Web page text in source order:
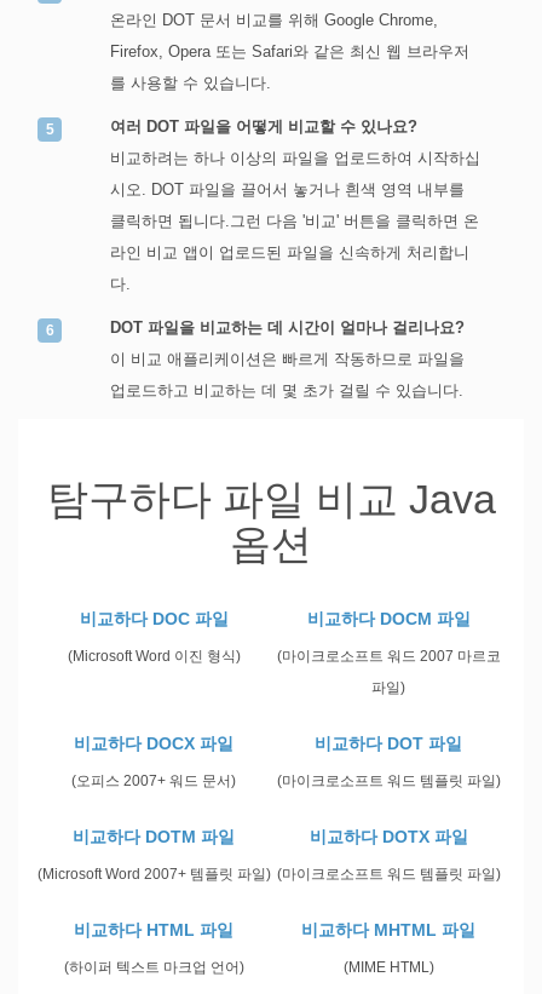
온라인 DOT 문서 비교를 위해 Google Chrome,
Firefox, Opera 또는 Safari와 같은 최신 웹 브라우저
를 사용할 수 있습니다.
여러 DOT 파일을 어떻게 비교할 수 있나요?
비교하려는 하나 이상의 파일을 업로드하여 시작하십
시오. DOT 파일을 끌어서 놓거나 흰색 영역 내부를
클릭하면 됩니다.그런 다음 '비교' 버튼을 클릭하면 온
라인 비교 앱이 업로드된 파일을 신속하게 처리합니
다.
DOT 파일을 비교하는 데 시간이 얼마나 걸리나요?
이 비교 애플리케이션은 빠르게 작동하므로 파일을
업로드하고 비교하는 데 몇 초가 걸릴 수 있습니다.
탐구하다 파일 비교 Java
옵션
비교하다 DOC 파일
(Microsoft Word 이진 형식)
비교하다 DOCM 파일
(마이크로소프트 워드 2007 마르코
파일)
비교하다 DOCX 파일
(오피스 2007+ 워드 문서)
비교하다 DOT 파일
(마이크로소프트 워드 템플릿 파일)
비교하다 DOTM 파일
(Microsoft Word 2007+ 템플릿 파일)
비교하다 DOTX 파일
(마이크로소프트 워드 템플릿 파일)
비교하다 HTML 파일
(하이퍼 텍스트 마크업 언어)
비교하다 MHTML 파일
(MIME HTML)